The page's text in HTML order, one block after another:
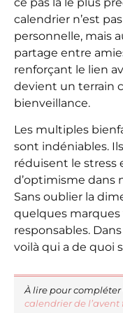
calendrier n’est
personnelle, mais
partage entre
renforçant le lien
devient un terrain
bienveillance.
Les multiples
sont indéniables.
réduisent le
d’optimisme dans
Sans oublier la
quelques
responsables.
voilà qui a de quoi
À lire pour compléter
calendrier de